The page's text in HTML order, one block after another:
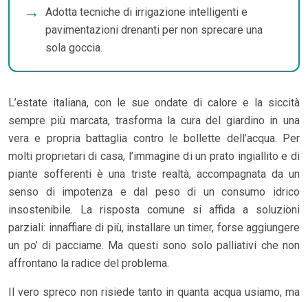
Adotta tecniche di irrigazione intelligenti e
pavimentazioni drenanti per non sprecare una
sola goccia.
L’estate italiana, con le sue ondate di calore e la siccità
sempre più marcata, trasforma la cura del giardino in una
vera e propria battaglia contro le bollette dell’acqua. Per
molti proprietari di casa, l’immagine di un prato ingiallito e di
piante sofferenti è una triste realtà, accompagnata da un
senso di impotenza e dal peso di un consumo idrico
insostenibile. La risposta comune si affida a soluzioni
parziali: innaffiare di più, installare un timer, forse aggiungere
un po’ di pacciame. Ma questi sono solo palliativi che non
affrontano la radice del problema.
Il vero spreco non risiede tanto in quanta acqua usiamo, ma